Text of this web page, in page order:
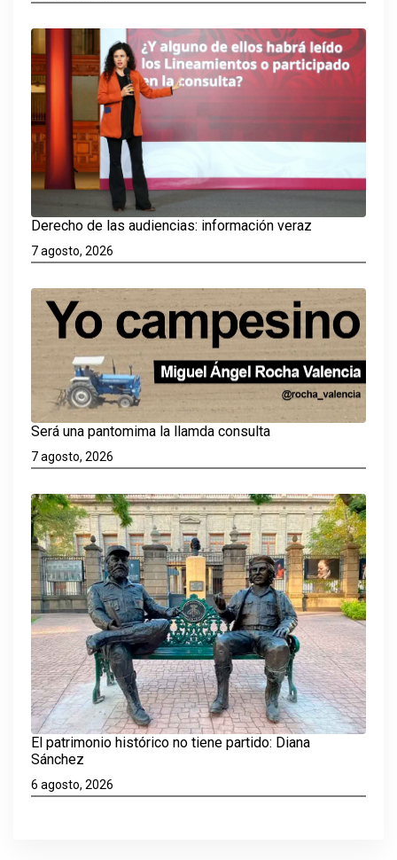
Derecho de las audiencias: información veraz
7 agosto, 2026
Será una pantomima la llamda consulta
7 agosto, 2026
El patrimonio histórico no tiene partido: Diana
Sánchez
6 agosto, 2026